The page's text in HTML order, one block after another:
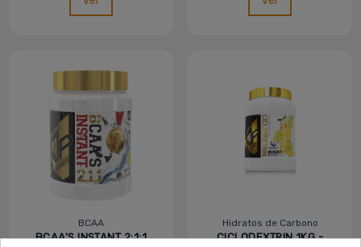
BCAA
BCAA'S INSTANT 2:1:1
Hidratos de Carbono
CICLODEXTRIN 1KG -